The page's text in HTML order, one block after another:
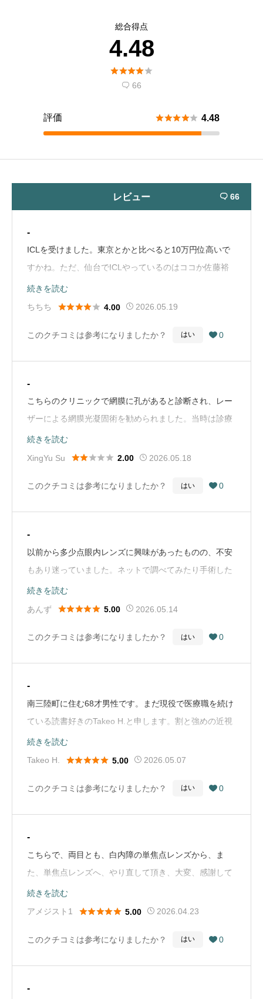
総合得点
4.48

 66
評価  4.48
レビュー  66
-
ICLを受けました。東京とかと比べると10万円位高いで
すかね。ただ、仙台でICLやっているのはココか佐藤裕
也眼科くらい。佐藤裕也眼科の方が少し安かったと思い
ます。しかし、ココはホームページで詳細に紹介もされ
た、なんと言っても立地が良いです。術後もすぐに公共
当念入りで4時間程度かかりました。強いて改善点を挙
LINEの返信が遅いことですかね。（Google Mapから引
用）
続きを読む
ちちち
 4.00 2026.05.19
このクチコミは参考になりましたか？ はい  0
-
こちらのクリニックで網膜に孔があると診断され、レー
ザーによる網膜光凝固術を勧められました。当時は診療
時間の終了が近かったこともあり、医師から早めに治療
を受けるよう促され、放置した場合に重い網膜剥離につ
関することなので慎重に判断したいと思い、セカンドオ
断でした。その後、東京の眼科でも診てもらいました
は、あくまで私自身の経験を共有するものです。医師に
よって診断や治療方針が異なることもあると思いますの
続きを読む
XingYu Su
 2.00 2026.05.18
このクチコミは参考になりましたか？ はい  0
-
以前から多少点眼内レンズに興味があったものの、不安
もあり迷っていました。ネットで調べてみたり手術した
方の話を聞いてみたりもしましたが、中々決心がつかず
にいました。そこで、直接先生のお話を伺ってみてから
でもわかりやすく丁寧に説明してくださり納得できまし
たり、お忙しい中三太朗先生から直接お電話で説明して
頂いたりとアフターフォローも安心でした。現在は眼鏡
もコンタクトレンズもなくても困る事なく生活していま
す。夜の運転で、ハローグレアは確かにありますが困る
続きを読む
あんず
 5.00 2026.05.14
このクチコミは参考になりましたか？ はい  0
-
南三陸町に住む68才男性です。まだ現役で医療職を続け
ている読書好きのTakeo H.と申します。割と強めの近視
で累進焦点レンズの遠近両用メガネを常用しておりまし
た。また、正常眼圧緑内障との診断で多少の視野狭窄も
た。昨年秋から冬にかけて右眼の矯正視力が0.9から0.4
くから車の運転も再開しなければならないという状況で
した。私、古い人間であり、緑内障等の眼疾患を有する
者はコントラスト重視で単焦点レンズしか使えないもの
「Clareon Vivity」を提案され、あらためて自分で勉強す
続きを読む
Takeo H.
 5.00 2026.05.07
このクチコミは参考になりましたか？ はい  0
-
こちらで、両目とも、白内障の単焦点レンズから、ま
た、単焦点レンズへ、やり直して頂き、大変、感謝して
います。最初の白内障手術では、謎のキラキラ、プルプ
ルが、見えて、非常に不快で、ストレスマックスでし
も、理解してもらえず、悩んでいました。また、目の中
続きを読む
アメジスト1
 5.00 2026.04.23
このクチコミは参考になりましたか？ はい  0
-